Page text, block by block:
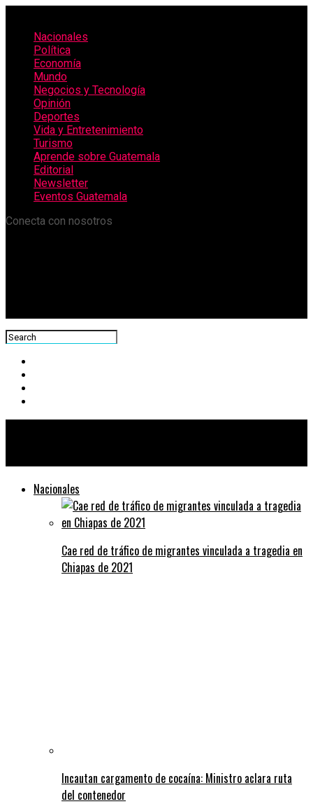
Nacionales
Política
Economía
Mundo
Negocios y Tecnología
Opinión
Deportes
Vida y Entretenimiento
Turismo
Aprende sobre Guatemala
Editorial
Newsletter
Eventos Guatemala
Conecta con nosotros
Nacionales
Cae red de tráfico de migrantes vinculada a tragedia en
Chiapas de 2021
Incautan cargamento de cocaína: Ministro aclara ruta
del contenedor